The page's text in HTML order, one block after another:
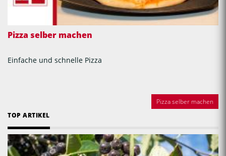
Pizza selber machen
Einfache und schnelle Pizza
Pizza selber machen
TOP ARTIKEL